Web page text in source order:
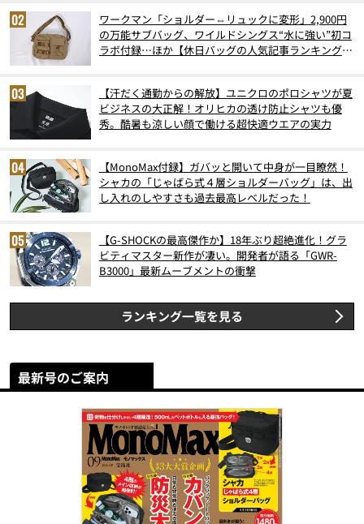
ワークマン「ショルダー⇔リュックに変形」2,900円
の万能サブバッグ、ワイルドシングス“水に強い”初コ
ラボ付録…ほか【休日バッグの人気記事ランキングベ
【汗だく通勤からの解放】ユニクロのポロシャツが夏
ビジネスの大正解！オリヒカの透け防止シャツも優
秀。酷暑も涼しい顔で働ける超快適ウエアの実力
【MonoMax付録】ガバッと開いて中身が一目瞭然！
シャカの「じゃばら式４層ショルダーバッグ」は、出
し入れのしやすさも過去最高レベルだった！
【G-SHOCKの最高傑作か】18年ぶり超絶進化！グラ
ビティマスター新作が凄い。開発者が語る「GWR-
B3000」最新ムーブメントの衝撃
ランキング一覧を見る
最新号のご案内